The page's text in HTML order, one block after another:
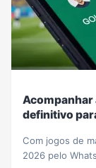
Acompanhar
definitivo
Com jogos de
2026 pelo